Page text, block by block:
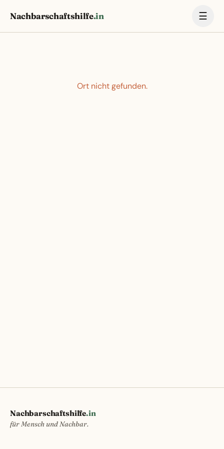
Nachbarschaftshilfe.in ☰
Ort nicht gefunden.
Nachbarschaftshilfe.in
für Mensch und Nachbar.